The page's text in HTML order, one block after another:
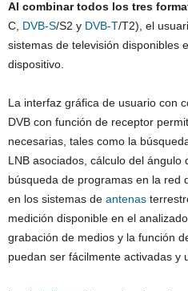
Al combinar todos los tres
C, DVB-S/S2 y DVB-T/T2), el
sistemas de televisión disponibles
dispositivo.
La interfaz gráfica de usuario con
DVB con función de receptor
necesarias, tales como la
LNB asociados, cálculo del ángulo
búsqueda de programas en la red
en los sistemas de antenas
medición disponible en el
grabación de medios y la función
puedan ser fácilmente activadas y